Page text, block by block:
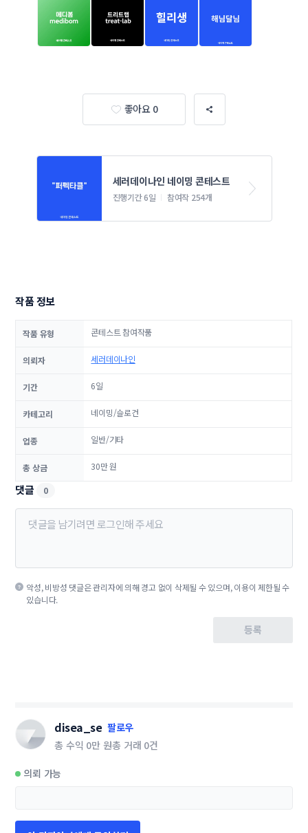
좋아요 0
세러데이나인 네이밍 콘테스트
진행기간 6일 참여작 254개
작품 정보
작품 유형 콘테스트 참여작품
의뢰자 세러데이나인
기간 6일
카테고리 네이밍/슬로건
업종 일반/기타
총 상금 30만 원
댓글 0
악성, 비방성 댓글은 관리자에 의해 경고 없이 삭제될 수 있으며, 이용이 제한될 수
있습니다.
등록
disea_se 팔로우
총 수익 0만 원총 거래 0건
의뢰 가능